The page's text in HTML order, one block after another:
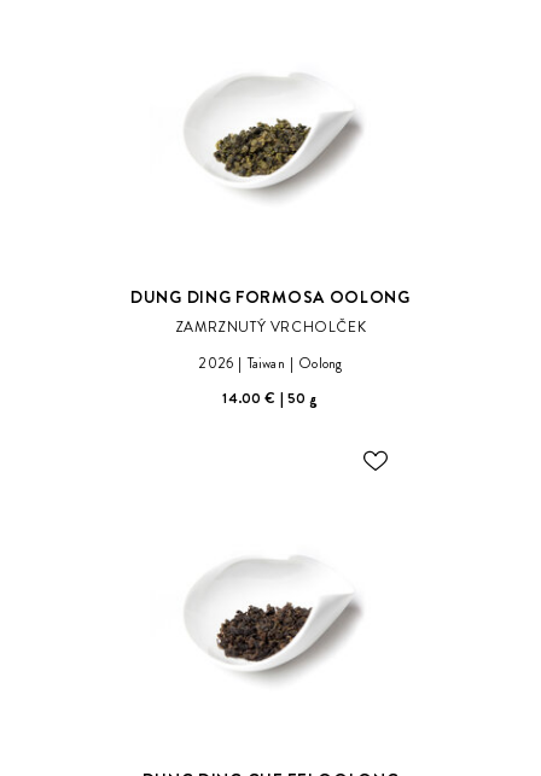
DUNG DING FORMOSA OOLONG
ZAMRZNUTÝ VRCHOLČEK
2026
Taiwan
Oolong
14.00 €
50 g
ODOBER